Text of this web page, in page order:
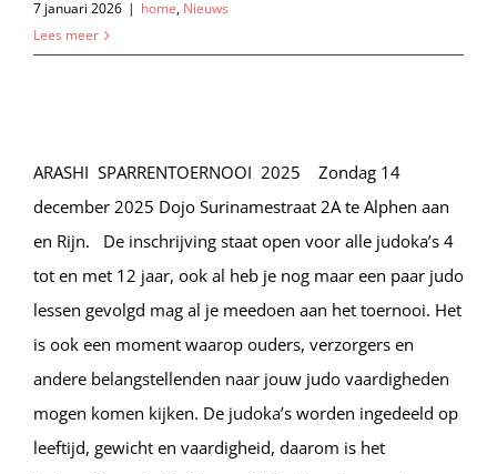
7 januari 2026 | home, Nieuws
Lees meer
ARASHI SPARRENTOERNOOI 2025 Zondag 14
december 2025 Dojo Surinamestraat 2A te Alphen aan
en Rijn. De inschrijving staat open voor alle judoka’s 4
tot en met 12 jaar, ook al heb je nog maar een paar judo
lessen gevolgd mag al je meedoen aan het toernooi. Het
is ook een moment waarop ouders, verzorgers en
andere belangstellenden naar jouw judo vaardigheden
mogen komen kijken. De judoka’s worden ingedeeld op
leeftijd, gewicht en vaardigheid, daarom is het